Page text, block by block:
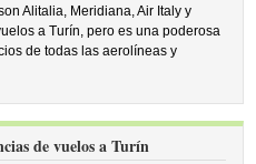
Alitalia, Meridiana, Air Italy y
a Turín, pero es una poderosa
de todas las aerolíneas y
de vuelos a Turín